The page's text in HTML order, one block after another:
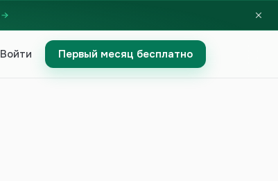
Войти Первый месяц бесплатно